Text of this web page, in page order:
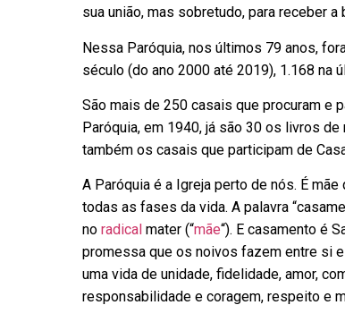
sua união, mas sobretudo, para receber
Nessa Paróquia, nos últimos 79 anos,
século (do ano 2000 até 2019), 1.168 na
São mais de 250 casais que procuram e
Paróquia, em 1940, já são 30 os livros
também os casais que participam de
A Paróquia é a Igreja perto de nós. É
todas as fases da vida. A palavra
no radical mater (“mãe“). E casamento é
promessa que os noivos fazem entre si
uma vida de unidade, fidelidade, amor,
responsabilidade e coragem, respeito e